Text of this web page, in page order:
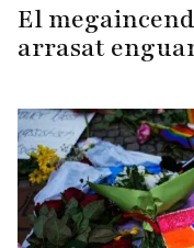
El
arrasat